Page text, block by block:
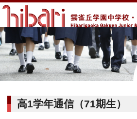
高1学年通信（71期生）